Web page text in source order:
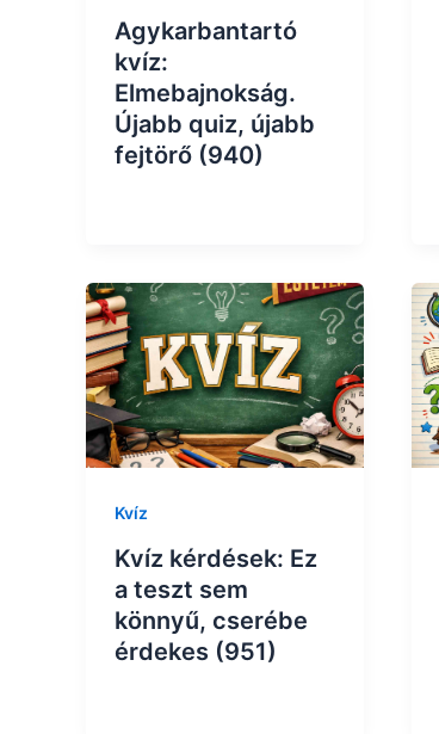
Agykarbantartó
kvíz:
Elmebajnokság.
Újabb quiz, újabb
fejtörő (940)
Kvíz
Kvíz kérdések: Ez
a teszt sem
könnyű, cserébe
érdekes (951)